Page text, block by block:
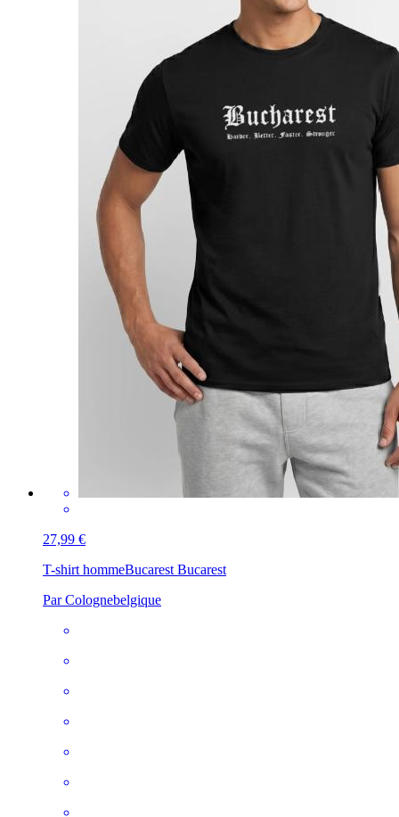
27,99 €
T-shirt hommeBucarest Bucarest
Par Colognebelgique